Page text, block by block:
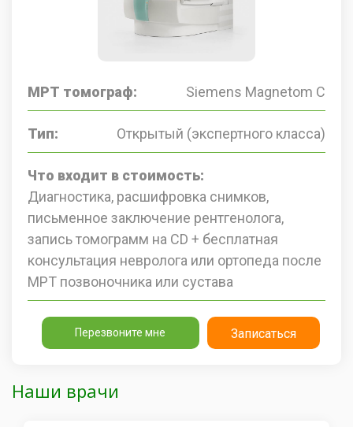
МРТ томограф: Siemens Magnetom C
Тип: Открытый (экспертного класса)
Что входит в стоимость:
Диагностика, расшифровка снимков,
письменное заключение рентгенолога,
запись томограмм на CD + бесплатная
консультация невролога или ортопеда после
МРТ позвоночника или сустава
Перезвоните мне Записаться
Наши врачи